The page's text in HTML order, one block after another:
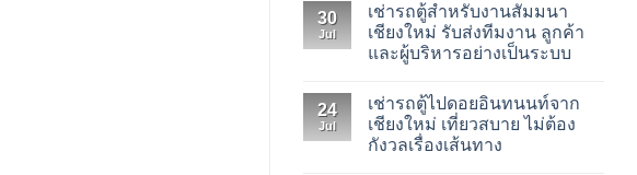
30
Jul
เช่ารถตู้สำหรับงานสัมมนา
เชียงใหม่ รับส่งทีมงาน ลูกค้า
และผู้บริหารอย่างเป็นระบบ
on
เช่า
รถ
ตู้
24
Jul
เช่ารถตู้ไปดอยอินทนนท์จาก
เชียงใหม่ เที่ยวสบาย ไม่ต้อง
กังวลเรื่องเส้นทาง